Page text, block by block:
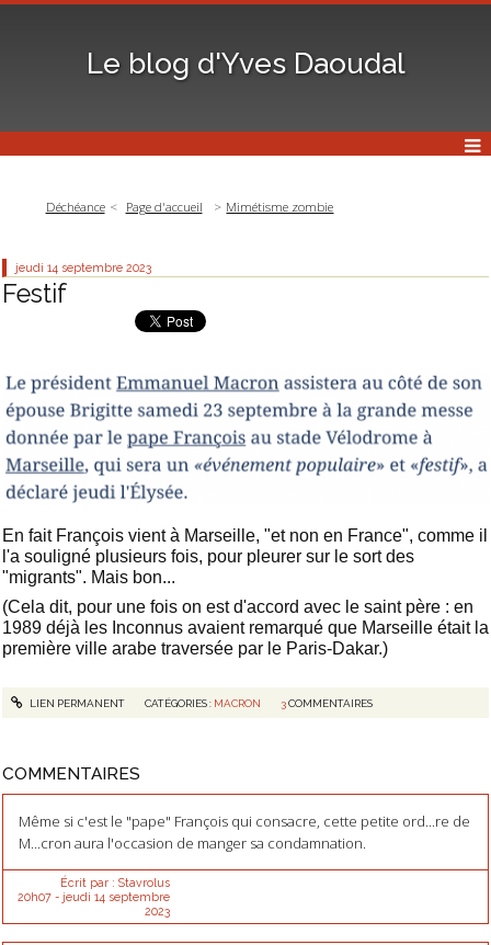
Le blog d'Yves Daoudal
Déchéance Page d'accueil Mimétisme zombie
jeudi 14 septembre 2023
Festif
En fait François vient à Marseille, "et non en France", comme il
l'a souligné plusieurs fois, pour pleurer sur le sort des
"migrants". Mais bon...
(Cela dit, pour une fois on est d'accord avec le saint père : en
1989 déjà les Inconnus avaient remarqué que Marseille était la
première ville arabe traversée par le Paris-Dakar.)
LIEN PERMANENT CATÉGORIES : MACRON 3COMMENTAIRES
COMMENTAIRES
Même si c'est le "pape" François qui consacre, cette petite ord...re de
M...cron aura l'occasion de manger sa condamnation.
Écrit par : Stavrolus
20h07- jeudi 14 septembre
2023